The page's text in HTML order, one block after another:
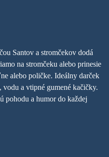
Santov a stromčekov dodá
na stromčeku alebo prinesie
alebo poličke. Ideálny darček
a vtipné gumené kačičky.
pohodu a humor do každej